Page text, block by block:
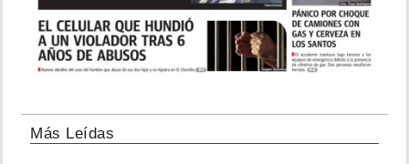
Más Leídas